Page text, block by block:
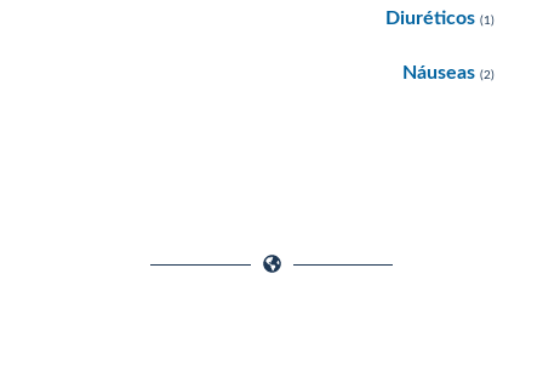
Diuréticos (1)
Náuseas (2)